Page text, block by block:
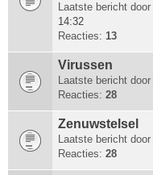
Laatste bericht door
14:32
Reacties: 13
Virussen
Laatste bericht door
Reacties: 28
Zenuwstelsel
Laatste bericht door
Reacties: 28